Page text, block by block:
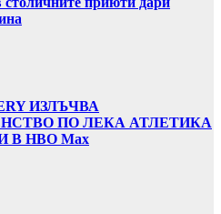
ИЗЛЪЧВА
ПО ЛЕКА АТЛЕТИКА
В НВО Мах